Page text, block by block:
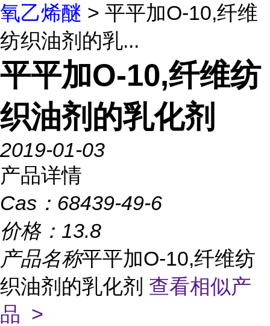
氧乙烯醚 > 平平加O-10,纤维
纺织油剂的乳...
平平加O-10,纤维纺
织油剂的乳化剂
2019-01-03
产品详情
Cas： 68439-49-6
价格： 13.8
产品名称平平加O-10,纤维纺
织油剂的乳化剂 查看相似产
品 >